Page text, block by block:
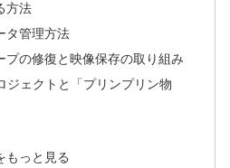
方法
タ管理方法
プの修復と映像保存の取り組み
ジェクトと「プリンプリン物
もっと見る